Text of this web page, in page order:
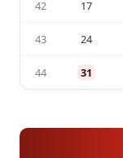
42 17
43 24
44 31